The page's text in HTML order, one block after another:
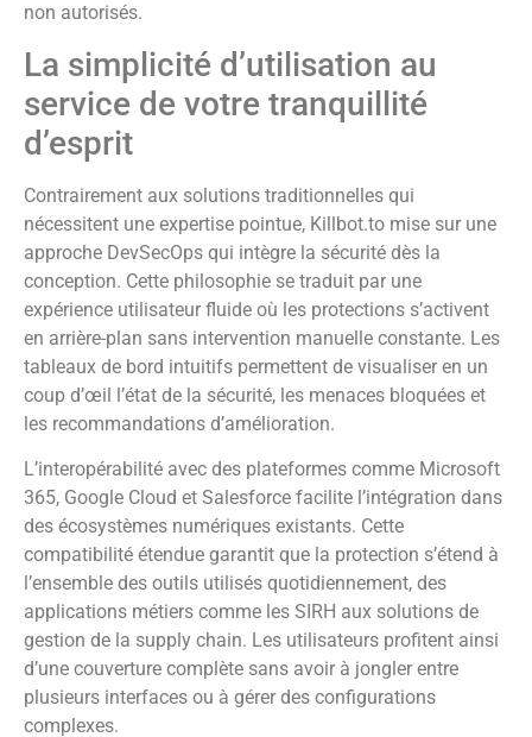
non autorisés.
La simplicité d’utilisation au
service de votre tranquillité
d’esprit
Contrairement aux solutions traditionnelles qui
nécessitent une expertise pointue, Killbot.to mise sur une
approche DevSecOps qui intègre la sécurité dès la
conception. Cette philosophie se traduit par une
expérience utilisateur fluide où les protections s’activent
en arrière-plan sans intervention manuelle constante. Les
tableaux de bord intuitifs permettent de visualiser en un
coup d’œil l’état de la sécurité, les menaces bloquées et
les recommandations d’amélioration.
L’interopérabilité avec des plateformes comme Microsoft
365, Google Cloud et Salesforce facilite l’intégration dans
des écosystèmes numériques existants. Cette
compatibilité étendue garantit que la protection s’étend à
l’ensemble des outils utilisés quotidiennement, des
applications métiers comme les SIRH aux solutions de
gestion de la supply chain. Les utilisateurs profitent ainsi
d’une couverture complète sans avoir à jongler entre
plusieurs interfaces ou à gérer des configurations
complexes.